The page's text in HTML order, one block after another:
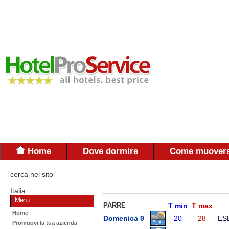
Home Dove dormire Come
cerca nel sito
Italia
Menu
Home
Promuovi la tua azienda
PARRE T min T max
Domenica 9
20 28